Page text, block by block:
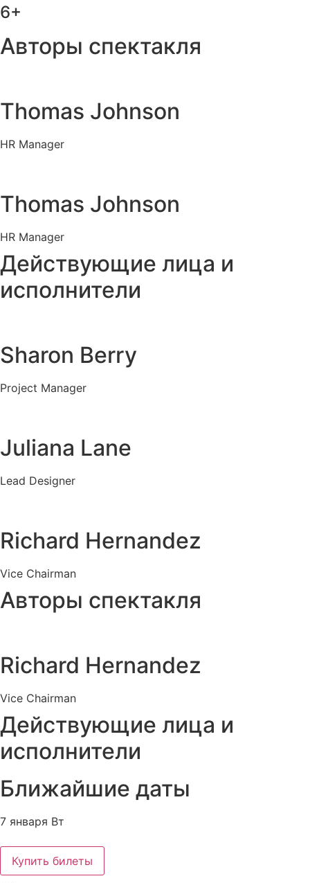
6+
Авторы спектакля
Thomas Johnson
HR Manager
Thomas Johnson
HR Manager
Действующие лица и
исполнители
Sharon Berry
Project Manager
Juliana Lane
Lead Designer
Richard Hernandez
Vice Chairman
Авторы спектакля
Richard Hernandez
Vice Chairman
Действующие лица и
исполнители
Ближайшие даты
7 января Вт
Купить билеты